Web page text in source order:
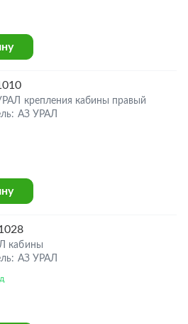
крепления кабины правый
АЗ УРАЛ
кабины
АЗ УРАЛ